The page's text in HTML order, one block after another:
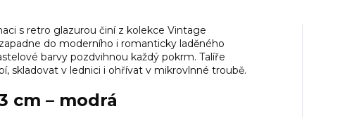
s retro glazurou činí z kolekce Vintage
do moderního i romanticky laděného
barvy pozdvihnou každý pokrm. Talíře
skladovat v lednici i ohřívat v mikrovlnné troubě.
cm – modrá